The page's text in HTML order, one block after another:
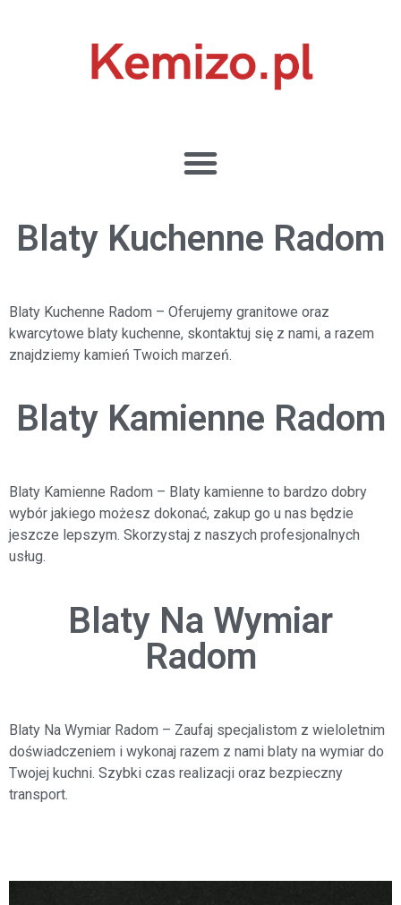
Blaty Kuchenne Radom
Blaty Kuchenne Radom – Oferujemy granitowe oraz
kwarcytowe blaty kuchenne, skontaktuj się z nami, a razem
znajdziemy kamień Twoich marzeń.
Blaty Kamienne Radom
Blaty Kamienne Radom – Blaty kamienne to bardzo dobry
wybór jakiego możesz dokonać, zakup go u nas będzie
jeszcze lepszym. Skorzystaj z naszych profesjonalnych
usług.
Blaty Na Wymiar
Radom
Blaty Na Wymiar Radom – Zaufaj specjalistom z wieloletnim
doświadczeniem i wykonaj razem z nami blaty na wymiar do
Twojej kuchni. Szybki czas realizacji oraz bezpieczny
transport.